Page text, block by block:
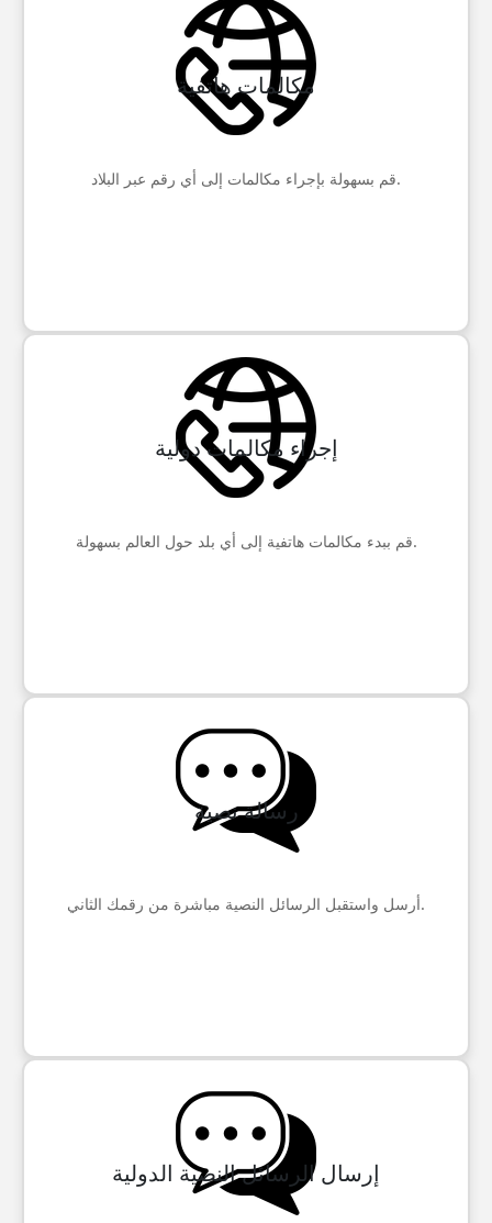
مكالمات هاتفية
قم بسهولة بإجراء مكالمات إلى أي رقم عبر البلاد.
إجراء مكالمات دولية
قم ببدء مكالمات هاتفية إلى أي بلد حول العالم بسهولة.
رسالة نصية
أرسل واستقبل الرسائل النصية مباشرة من رقمك الثاني.
إرسال الرسائل النصية الدولية